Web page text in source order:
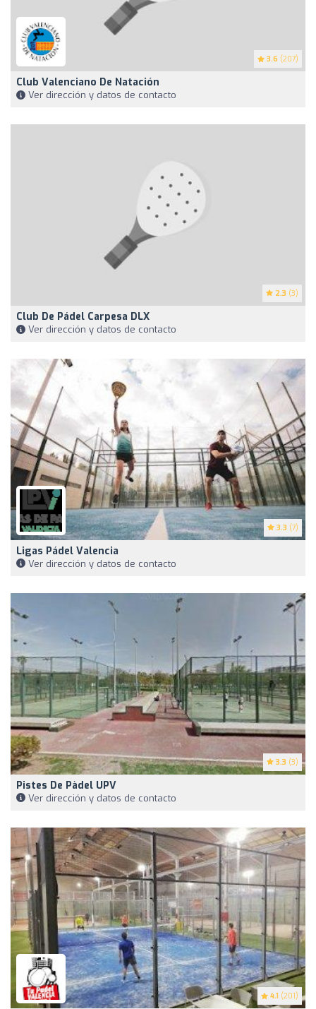
3.6 (207)
Club Valenciano De Natación
Ver dirección y datos de contacto
2.3 (3)
Club De Pádel Carpesa DLX
Ver dirección y datos de contacto
3.3 (7)
Ligas Pádel Valencia
Ver dirección y datos de contacto
3.3 (3)
Pistes De Pàdel UPV
Ver dirección y datos de contacto
4.1 (201)